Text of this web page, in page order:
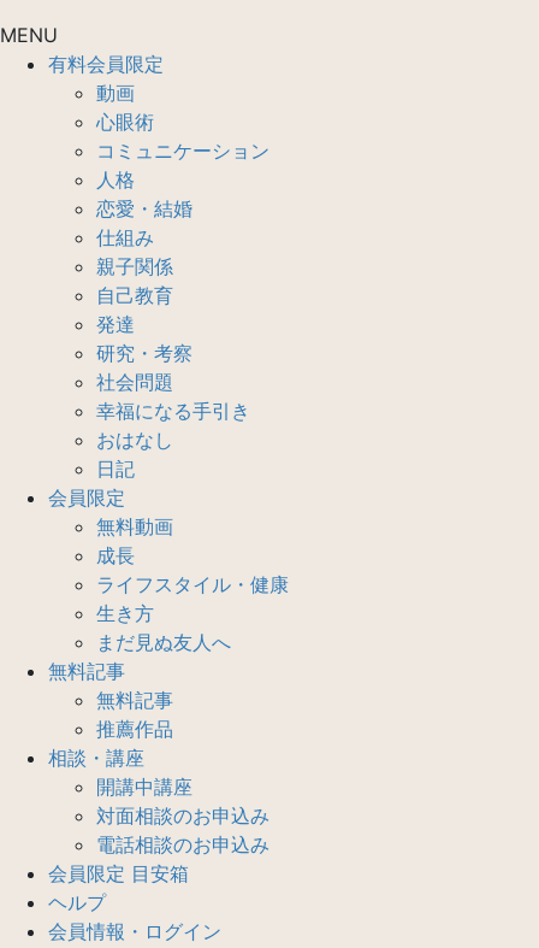
MENU
有料会員限定
動画
心眼術
コミュニケーション
人格
恋愛・結婚
仕組み
親子関係
自己教育
発達
研究・考察
社会問題
幸福になる手引き
おはなし
日記
会員限定
無料動画
成長
ライフスタイル・健康
生き方
まだ見ぬ友人へ
無料記事
無料記事
推薦作品
相談・講座
開講中講座
対面相談のお申込み
電話相談のお申込み
会員限定 目安箱
ヘルプ
会員情報・ログイン